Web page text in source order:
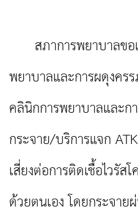
สภาการพยาบาลขอ
พยาบาลและการผดุงคร
คลินิกการพยาบาลและก
กระจาย/บริการแจก
เสี่ยงต่อการติดเชื้อไวรัส
ด้วยตนเอง โดยกระจา